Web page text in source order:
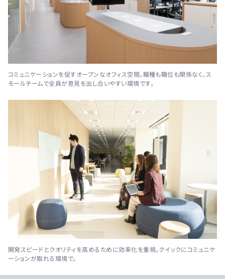
コミュニケーションを促すオープンなオフィス空間。職種も職位も関係なく、ス
モールチームで全員が意見を出し合いやすい環境です。
開発スピードとクオリティを高めるために効率化を重視。クイックにコミュニケ
ーションが取れる環境で。